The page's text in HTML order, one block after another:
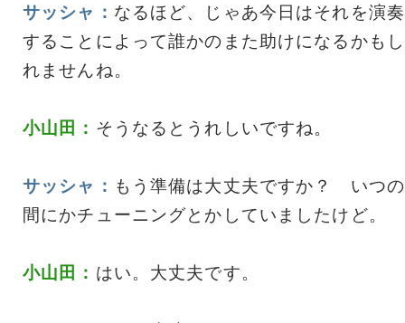
サッシャ： なるほど、じゃあ今日はそれを演奏
することによって誰かのまた助けになるかもし
れませんね。
小山田： そうなるとうれしいですね。
サッシャ： もう準備は大丈夫ですか？ いつの
間にかチューニングとかしていましたけど。
小山田： はい。大丈夫です。